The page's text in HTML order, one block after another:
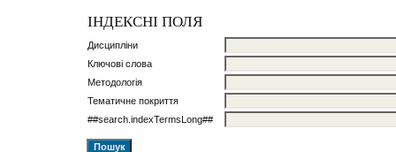
ІНДЕКСНІ ПОЛЯ
Дисципліни
Ключові слова
Методологія
Тематичне покриття
##search.indexTermsLong##